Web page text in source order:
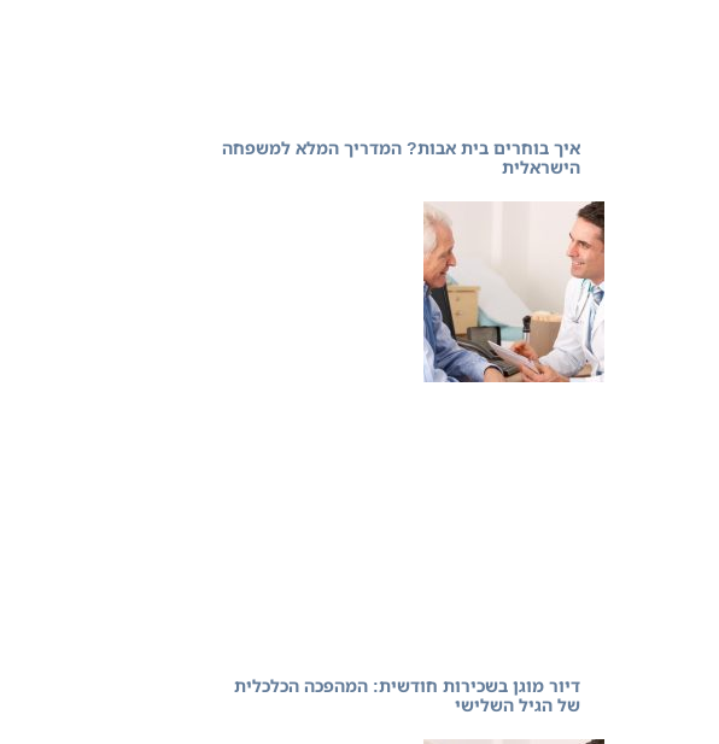
איך בוחרים בית אבות? המדריך המלא למשפחה
הישראלית
דיור מוגן בשכירות חודשית: המהפכה הכלכלית
של הגיל השלישי